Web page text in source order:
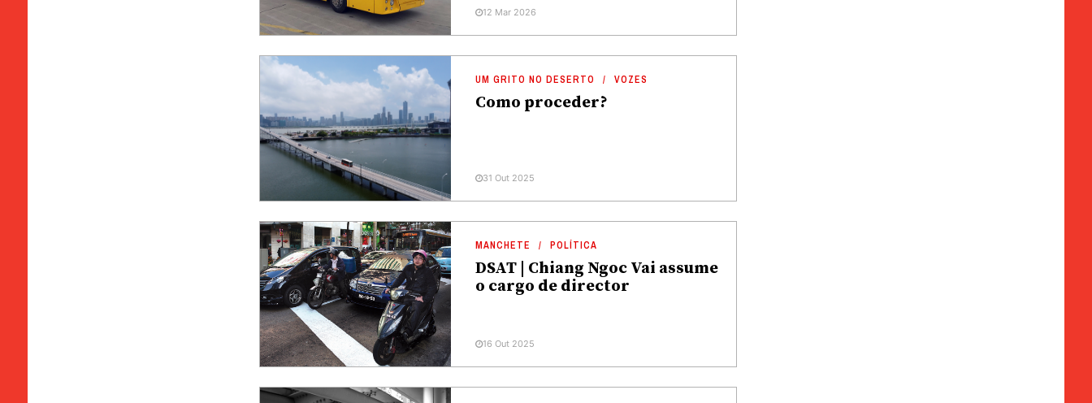
12 Mar 2026
UM GRITO NO DESERTO VOZES
Como proceder?
31 Out 2025
MANCHETE POLÍTICA
DSAT | Chiang Ngoc Vai assume
o cargo de director
16 Out 2025